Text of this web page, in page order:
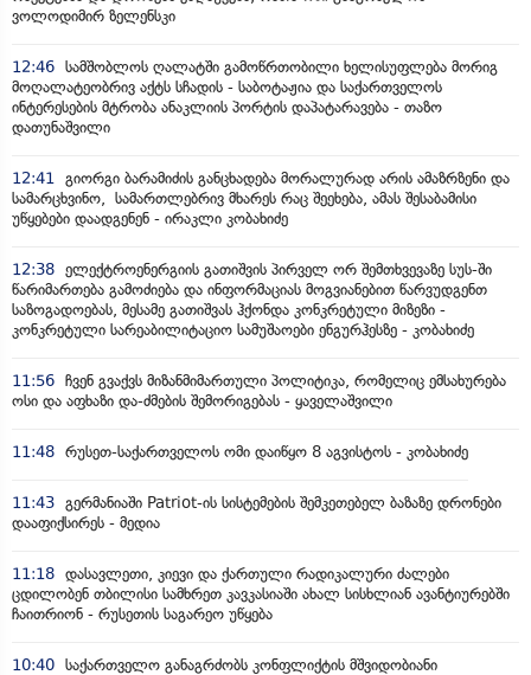
ვოლოდიმირ ზელენსკი
12:46 სამშობლოს ღალატში გამოწრთობილი ხელისუფლება მორიგ
მოღალატეობრივ აქტს სჩადის - საბოტაჟია და საქართველოს
ინტერესების მტრობა ანაკლიის პორტის დაპატარავება - თაზო
დათუნაშვილი
12:41 გიორგი ბარამიძის განცხადება მორალურად არის ამაზრზენი და
სამარცხვინო, სამართლებრივ მხარეს რაც შეეხება, ამას შესაბამისი
უწყებები დაადგენენ - ირაკლი კობახიძე
12:38 ელექტროენერგიის გათიშვის პირველ ორ შემთხვევაზე სუს-ში
წარიმართება გამოძიება და ინფორმაციას მოგვიანებით წარვუდგენთ
საზოგადოებას, მესამე გათიშვას ჰქონდა კონკრეტული მიზეზი -
კონკრეტული სარეაბილიტაციო სამუშაოები ენგურჰესზე - კობახიძე
11:56 ჩვენ გვაქვს მიზანმიმართული პოლიტიკა, რომელიც ემსახურება
ოსი და აფხაზი და-ძმების შემორიგებას - ყაველაშვილი
11:48 რუსეთ-საქართველოს ომი დაიწყო 8 აგვისტოს - კობახიძე
11:43 გერმანიაში Patriot-ის სისტემების შემკეთებელ ბაზაზე დრონები
დააფიქსირეს - მედია
11:18 დასავლეთი, კიევი და ქართული რადიკალური ძალები
ცდილობენ თბილისი სამხრეთ კავკასიაში ახალ სისხლიან ავანტიურებში
ჩაითრიონ - რუსეთის საგარეო უწყება
10:40 საქართველო განაგრძობს კონფლიქტის მშვიდობიანი